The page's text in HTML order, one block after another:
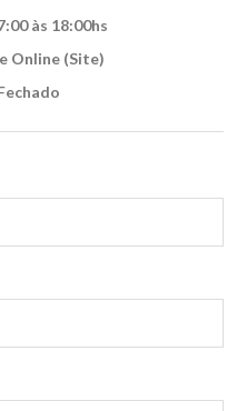
às 18:00hs
Online (Site)